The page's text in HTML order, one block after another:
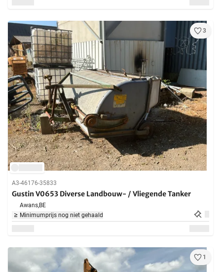
3
A3-46176-35833
Gustin V0653 Diverse Landbouw- / Vliegende Tanker
Awans,BE
Minimumprijs nog niet gehaald
1